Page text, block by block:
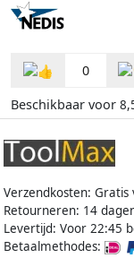
0
Beschikbaar voor
Verzendkosten: Gratis
Retourneren: 14
Levertijd: Voor 22:45
Betaalmethodes: